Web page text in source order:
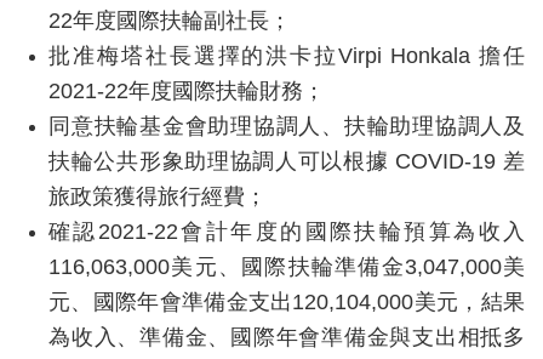
22年度國際扶輪副社長；
批准梅塔社長選擇的洪卡拉Virpi Honkala擔任
2021-22年度國際扶輪財務；
同意扶輪基金會助理協調人、扶輪助理協調人及
扶輪公共形象助理協調人可以根據 COVID-19 差
旅政策獲得旅行經費；
確認 2021-22會計年度的國際扶輪預算為收入
116,063,000美元、國際扶輪準備金3,047,000美
元、國際年會準備金支出120,104,000美元，結果
為收入、準備金、國際年會準備金與支出相抵多